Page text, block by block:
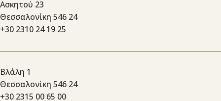
Ασκητού 23
Θεσσαλονίκη 546 24
+30 2310 24 19 25
Βλάλη 1
Θεσσαλονίκη 546 24
+30 2315 00 65 00